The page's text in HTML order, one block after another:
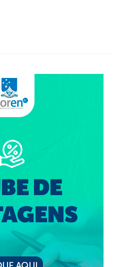
Profissional
registro